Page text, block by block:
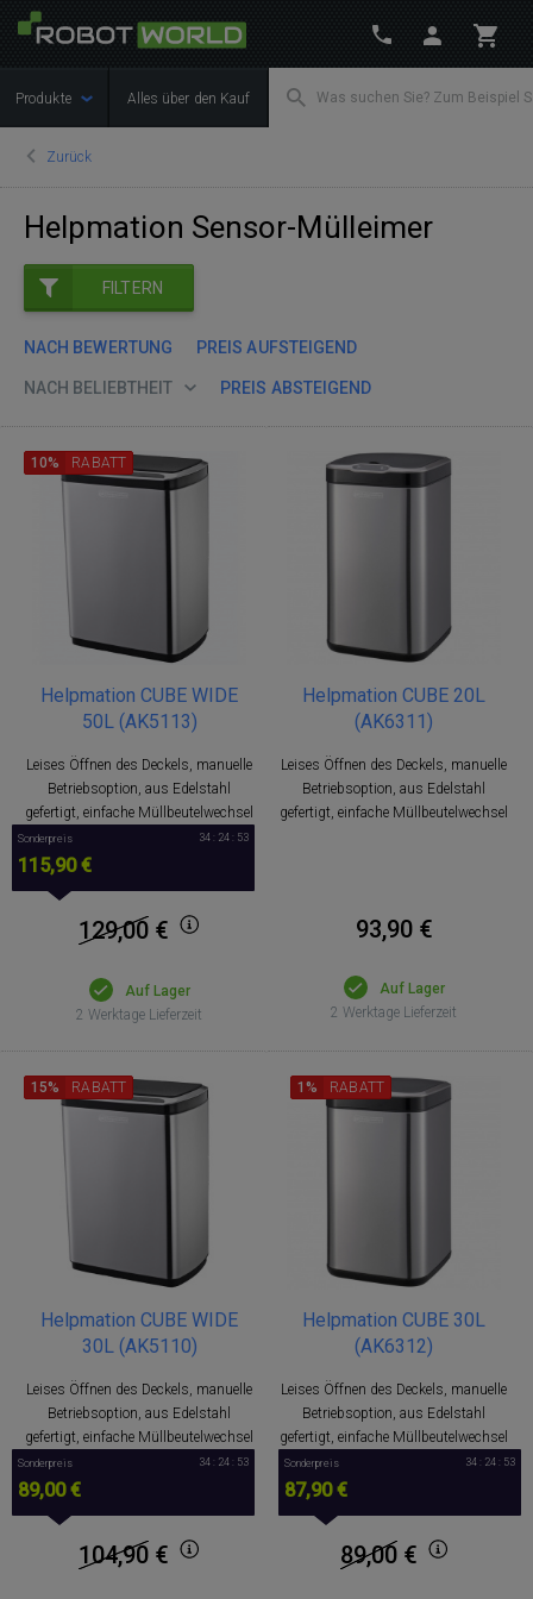
Produkte Alles über den Kauf
Zurück
Helpmation Sensor-Mülleimer
FILTERN
NACH BEWERTUNG PREIS AUFSTEIGEND
NACH BELIEBTHEIT PREIS ABSTEIGEND
Helpmation CUBE WIDE
50L (AK5113)
Leises Öffnen des Deckels, manuelle
Betriebsoption, aus Edelstahl
gefertigt, einfache Müllbeutelwechsel
10% RABATT
Sonderpreis
115,90 €
34 : 24 : 53
129,00 €
Auf Lager
2 Werktage Lieferzeit
Helpmation CUBE 20L
(AK6311)
Leises Öffnen des Deckels, manuelle
Betriebsoption, aus Edelstahl
gefertigt, einfache Müllbeutelwechsel
93,90 €
Auf Lager
2 Werktage Lieferzeit
Helpmation CUBE WIDE
30L (AK5110)
Leises Öffnen des Deckels, manuelle
Betriebsoption, aus Edelstahl
gefertigt, einfache Müllbeutelwechsel
15% RABATT
Sonderpreis
89,00 €
34 : 24 : 53
104,90 €
Helpmation CUBE 30L
(AK6312)
Leises Öffnen des Deckels, manuelle
Betriebsoption, aus Edelstahl
gefertigt, einfache Müllbeutelwechsel
1% RABATT
Sonderpreis
87,90 €
34 : 24 : 53
89,00€